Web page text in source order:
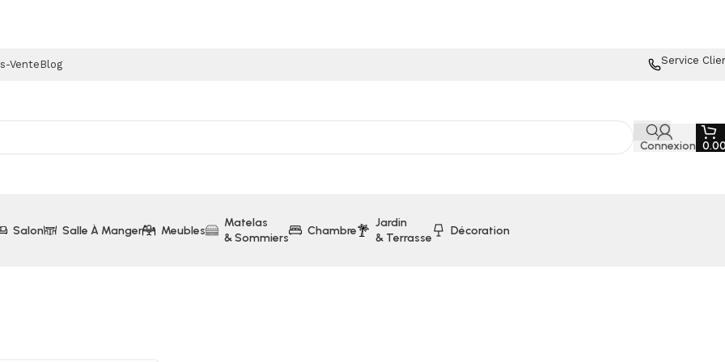
Vente Blog Service
Connexion
Salon Salle À Manger Meubles
Matelas
& Sommiers
Chambre
Jardin
& Terrasse
Décoration